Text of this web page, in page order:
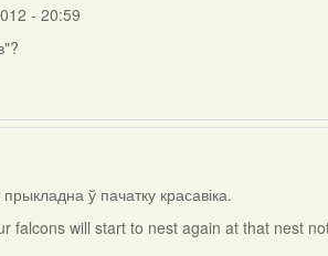
- 20:59
ў пачатку красавіка.
falcons will start to nest again at that nest